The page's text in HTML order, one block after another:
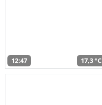
12:47 17,3 °C